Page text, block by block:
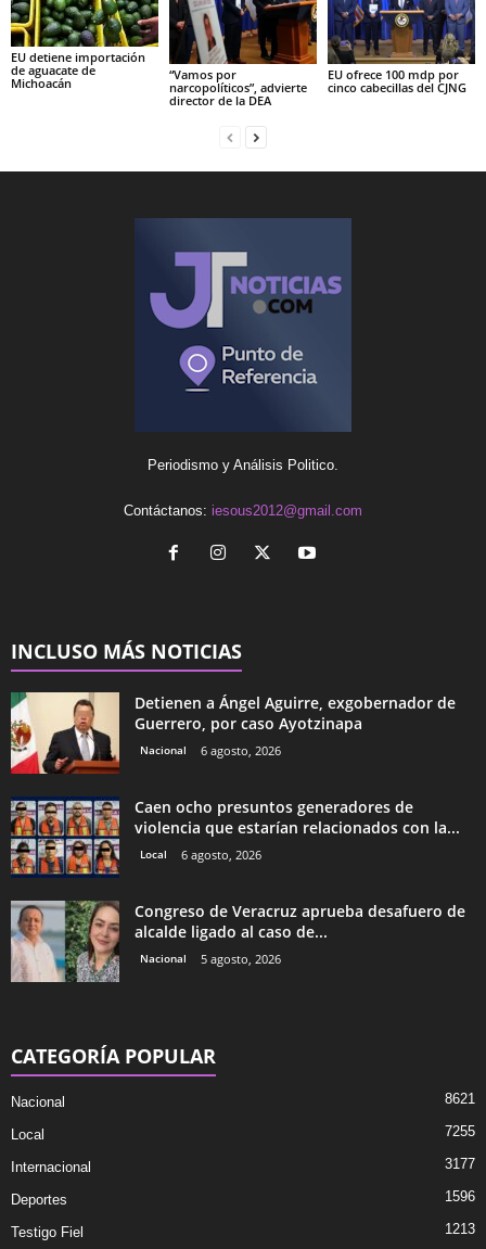
EU detiene importación
de aguacate de
Michoacán
“Vamos por
narcopolíticos”, advierte
director de la DEA
EU ofrece 100 mdp por
cinco cabecillas del CJNG
Periodismo y Análisis Politico.
Contáctanos: iesous2012@gmail.com
INCLUSO MÁS NOTICIAS
Detienen a Ángel Aguirre, exgobernador de
Guerrero, por caso Ayotzinapa
Nacional 6 agosto, 2026
Caen ocho presuntos generadores de
violencia que estarían relacionados con la...
Local 6 agosto, 2026
Congreso de Veracruz aprueba desafuero de
alcalde ligado al caso de...
Nacional 5 agosto, 2026
CATEGORÍA POPULAR
Nacional 8621
Local 7255
Internacional 3177
Deportes 1596
Testigo Fiel 1213